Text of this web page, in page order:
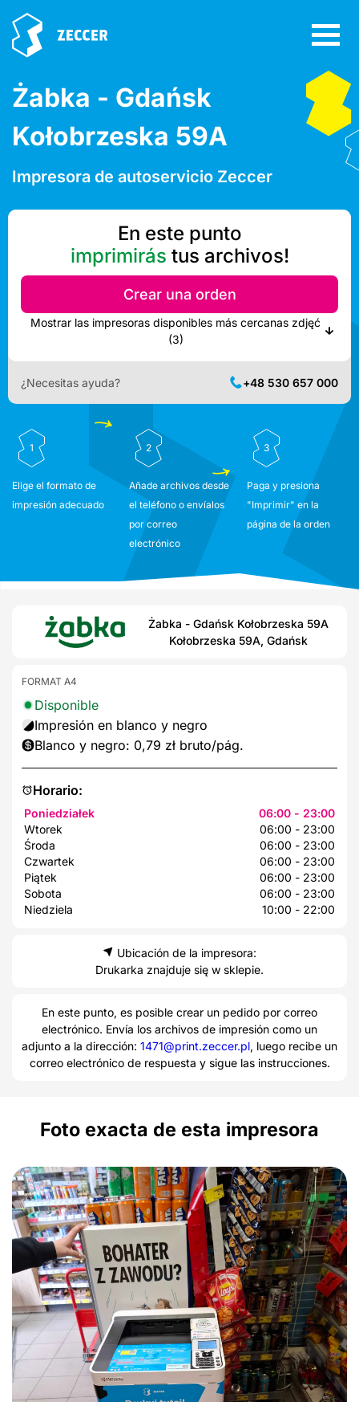
Żabka - Gdańsk
Kołobrzeska 59A
Impresora de autoservicio Zeccer
En este punto
imprimirás tus archivos!
Crear una orden
Mostrar las impresoras disponibles más cercanas zdjęć
(3)
¿Necesitas ayuda? +48 530 657 000
1
Elige el formato de
impresión adecuado
2
Añade archivos desde
el teléfono o envíalos
por correo
electrónico
3
Paga y presiona
"Imprimir" en la
página de la orden
Żabka - Gdańsk Kołobrzeska 59A
Kołobrzeska 59A, Gdańsk
Horario:
Poniedziałek
06:00 - 23:00
Wtorek
06:00 - 23:00
Środa
06:00 - 23:00
Czwartek
06:00 - 23:00
Piątek
06:00 - 23:00
Sobota
06:00 - 23:00
Niedziela
10:00 - 22:00
FORMAT A4
Disponible
Impresión en blanco y negro
Blanco y negro: 0,79 zł bruto/pág.
Ubicación de la impresora:
Drukarka znajduje się w sklepie.
En este punto, es posible crear un pedido por correo
electrónico. Envía los archivos de impresión como un
adjunto a la dirección: 1471@print.zeccer.pl, luego recibe un
correo electrónico de respuesta y sigue las instrucciones.
Foto exacta de esta impresora